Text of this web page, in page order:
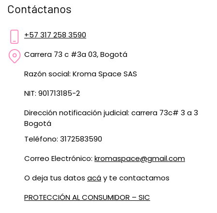
Contáctanos
+57 317 258 3590
Carrera 73 c #3a 03, Bogotá
Razón social: Kroma Space SAS
NIT: 901713185-2
Dirección notificación judicial: carrera 73c# 3 a 3
Bogotá
Teléfono: 3172583590
Correo Electrónico: kromaspace@gmail.com
O deja tus datos acáy te contactamos
PROTECCIÓN AL CONSUMIDOR – SIC